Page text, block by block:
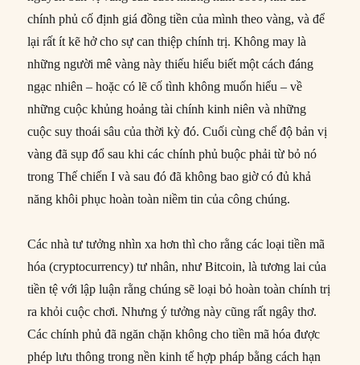
chính phủ cố định giá đồng tiền của mình theo vàng, và để
lại rất ít kẽ hở cho sự can thiệp chính trị. Không may là
những người mê vàng này thiếu hiểu biết một cách đáng
ngạc nhiên – hoặc có lẽ cố tình không muốn hiểu – về
những cuộc khủng hoảng tài chính kinh niên và những
cuộc suy thoái sâu của thời kỳ đó. Cuối cùng chế độ bản vị
vàng đã sụp đổ sau khi các chính phủ buộc phải từ bỏ nó
trong Thế chiến I và sau đó đã không bao giờ có đủ khả
năng khôi phục hoàn toàn niềm tin của công chúng.
Các nhà tư tưởng nhìn xa hơn thì cho rằng các loại tiền mã
hóa (cryptocurrency) tư nhân, như Bitcoin, là tương lai của
tiền tệ với lập luận rằng chúng sẽ loại bỏ hoàn toàn chính trị
ra khỏi cuộc chơi. Nhưng ý tưởng này cũng rất ngây thơ.
Các chính phủ đã ngăn chặn không cho tiền mã hóa được
phép lưu thông trong nền kinh tế hợp pháp bằng cách hạn